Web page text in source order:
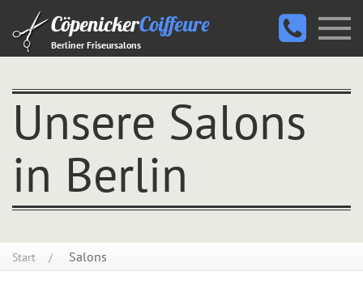
CöpenickerCoiffeure
Berliner Friseursalons
Unsere Salons
in Berlin
Start Salons